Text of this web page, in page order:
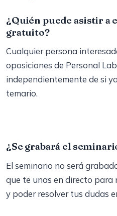
¿Quién puede asistir a
gratuito?
Cualquier persona
oposiciones de Personal
independientemente de si
temario.
¿Se grabará el
El seminario no será
que te unas en directo para
y poder resolver tus dudas